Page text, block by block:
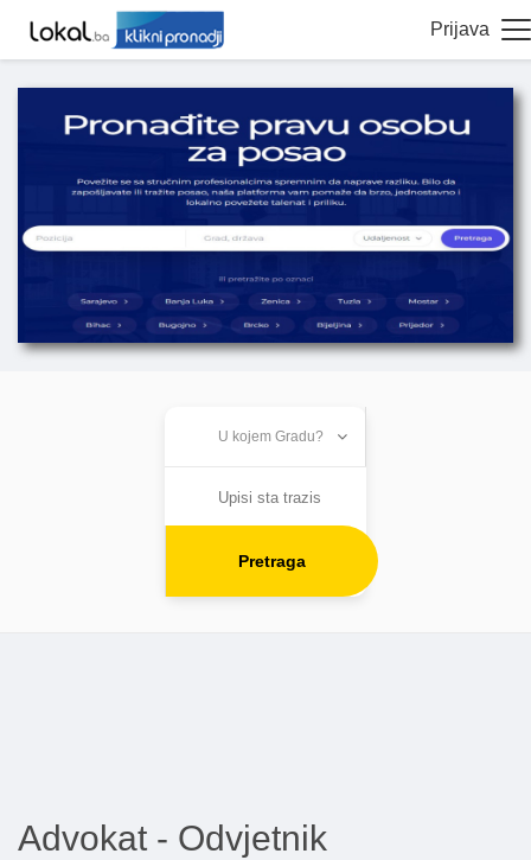
Prijava
Pretraga
Advokat - Odvjetnik